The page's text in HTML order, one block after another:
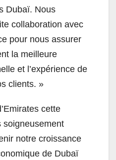
Dubaï. Nous
collaboration avec
pour nous assurer
la meilleure
et l’expérience de
clients. »
cette
soigneusement
notre croissance
de Dubaï